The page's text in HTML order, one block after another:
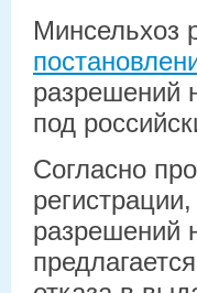
Минсельхоз
разрешений
под
Согласно
разрешений